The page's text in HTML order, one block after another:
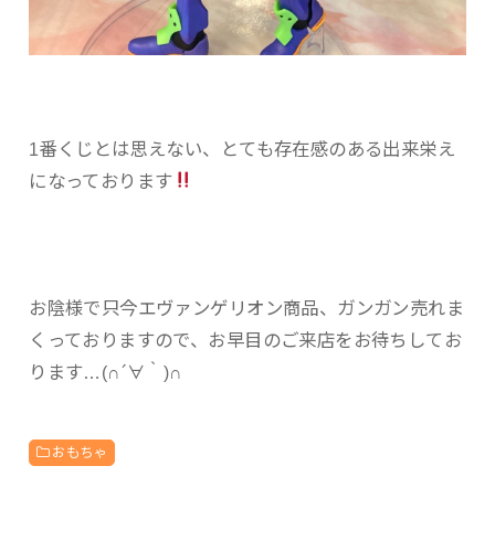
1番くじとは思えない、とても存在感のある出来栄え
になっております
お陰様で只今エヴァンゲリオン商品、ガンガン売れま
くっておりますので、お早目のご来店をお待ちしてお
ります…(∩´∀｀)∩
おもちゃ